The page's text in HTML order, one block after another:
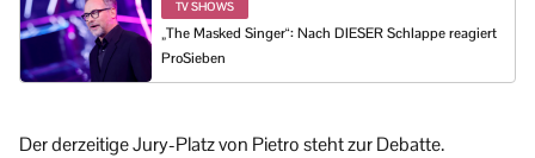
TV SHOWS
„The Masked Singer“: Nach DIESER Schlappe reagiert
ProSieben
Der derzeitige Jury-Platz von Pietro steht zur Debatte.